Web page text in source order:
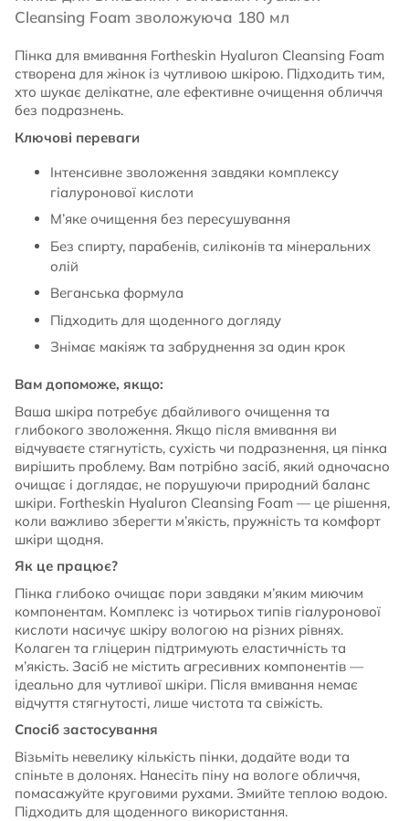
Cleansing Foam зволожуюча 180 мл
Пінка для вмивання Fortheskin Hyaluron Cleansing Foam
створена для жінок із чутливою шкірою. Підходить тим,
хто шукає делікатне, але ефективне очищення обличчя
без подразнень.
Ключові переваги
Інтенсивне зволоження завдяки комплексу
гіалуронової кислоти
М’яке очищення без пересушування
Без спирту, парабенів, силіконів та мінеральних
олій
Веганська формула
Підходить для щоденного догляду
Знімає макіяж та забруднення за один крок
Вам допоможе, якщо:
Ваша шкіра потребує дбайливого очищення та
глибокого зволоження. Якщо після вмивання ви
відчуваєте стягнутість, сухість чи подразнення, ця пінка
вирішить проблему. Вам потрібно засіб, який одночасно
очищає і доглядає, не порушуючи природний баланс
шкіри. Fortheskin Hyaluron Cleansing Foam — це рішення,
коли важливо зберегти м’якість, пружність та комфорт
шкіри щодня.
Як це працює?
Пінка глибоко очищає пори завдяки м’яким миючим
компонентам. Комплекс із чотирьох типів гіалуронової
кислоти насичує шкіру вологою на різних рівнях.
Колаген та гліцерин підтримують еластичність та
м’якість. Засіб не містить агресивних компонентів —
ідеально для чутливої шкіри. Після вмивання немає
відчуття стягнутості, лише чистота та свіжість.
Спосіб застосування
Візьміть невелику кількість пінки, додайте води та
спіньте в долонях. Нанесіть піну на вологе обличчя,
помасажуйте круговими рухами. Змийте теплою водою.
Підходить для щоденного використання.